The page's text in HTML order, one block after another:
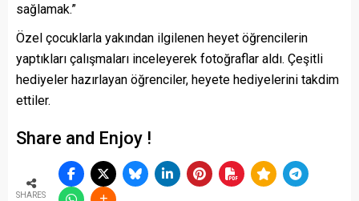
sağlamak.”
Özel çocuklarla yakından ilgilenen heyet öğrencilerin
yaptıkları çalışmaları inceleyerek fotoğraflar aldı. Çeşitli
hediyeler hazırlayan öğrenciler, heyete hediyelerini takdim
ettiler.
Share and Enjoy !
SHARES